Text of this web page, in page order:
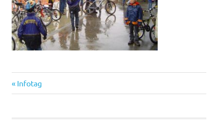
Beitragsnavigation
Vorheriger
Beitrag:
Infotag